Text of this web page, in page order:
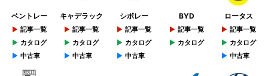
ベントレー
記事一覧
カタログ
中古車
キャデラック
記事一覧
カタログ
中古車
シボレー
記事一覧
カタログ
中古車
BYD
記事一覧
カタログ
ロータス
記事一覧
カタログ
中古車